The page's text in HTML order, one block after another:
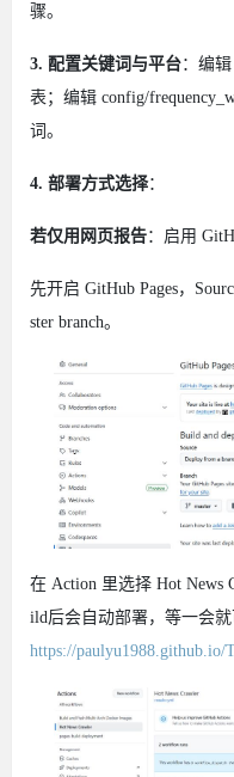
骤。
3. 配置关键词与平台：编
表；编辑 config/
词。
4. 部署方式选择：
若仅用网页报告：启用
先开启 GitHub Pages，
ster branch。
在 Action 里选择 Hot News
ild后会自动部署，等一会
https://paulyu1988.github.io/